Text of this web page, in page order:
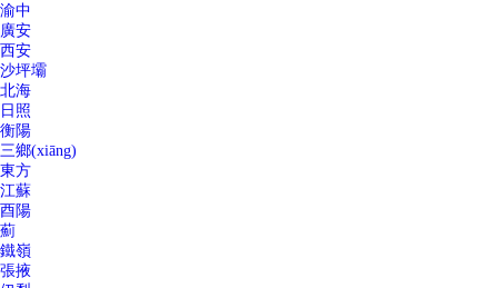
渝中
廣安
西安
沙坪壩
北海
日照
衡陽
三鄉(xiāng)
東方
江蘇
酉陽
薊
鐵嶺
張掖